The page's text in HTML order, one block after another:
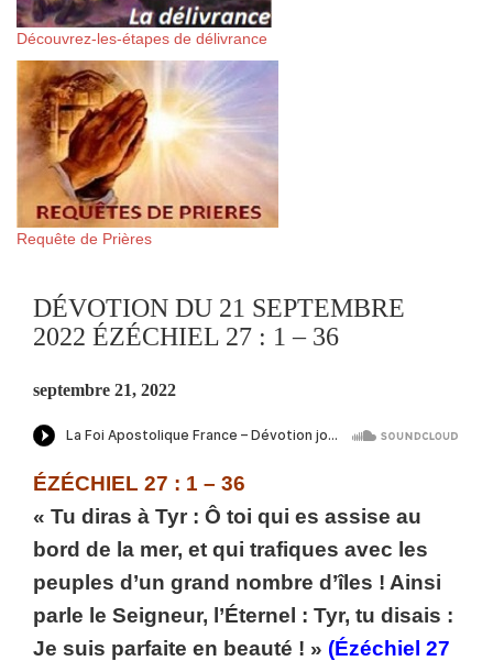
Découvrez-les-étapes de délivrance
Requête de Prières
DÉVOTION DU 21 SEPTEMBRE
2022 ÉZÉCHIEL 27 : 1 – 36
septembre 21, 2022
ÉZÉCHIEL 27 : 1 – 36
« Tu diras à Tyr : Ô toi qui es assise au
bord de la mer, et qui trafiques avec les
peuples d’un grand nombre d’îles ! Ainsi
parle le Seigneur, l’Éternel : Tyr, tu disais :
Je suis parfaite en beauté ! » (Ézéchiel 27